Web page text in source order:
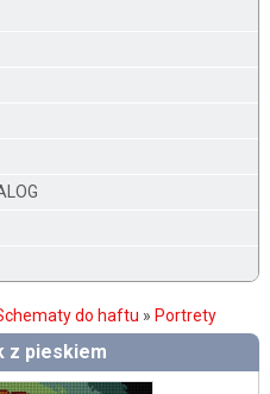
do haftu » Portrety
z pieskiem